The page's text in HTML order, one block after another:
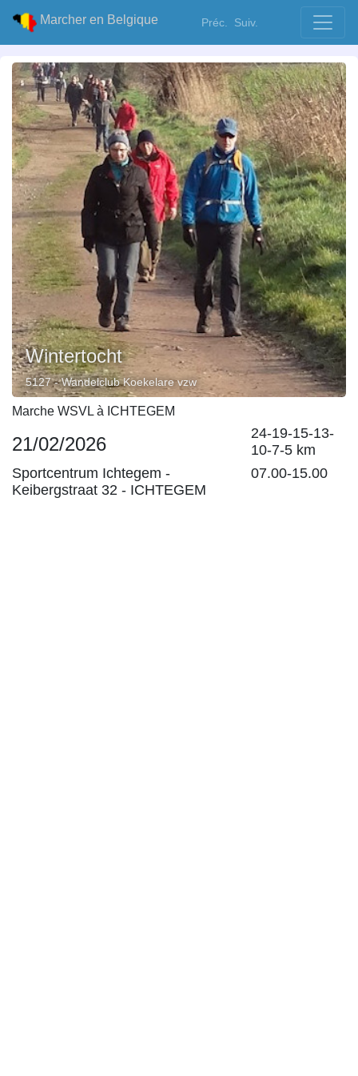
Marcher en Belgique Préc. Suiv.
Wintertocht
5127 - Wandelclub Koekelare vzw
Marche WSVL à ICHTEGEM
21/02/2026
24-19-15-13-
10-7-5 km
Sportcentrum Ichtegem -
Keibergstraat 32 - ICHTEGEM
07.00-15.00